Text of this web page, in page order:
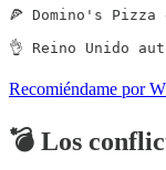
🍕 Domino's
👌 Reino Unido
Recomiéndame por
💣 Los